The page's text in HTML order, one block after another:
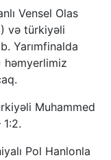
Vensel Olas
və türkiyəli
Yarımfinalda
həmyerlimiz
Muhammed
Pol Hanlonla